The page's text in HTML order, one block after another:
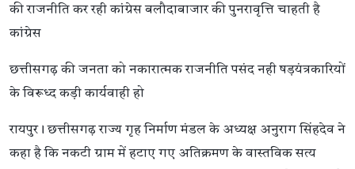
की राजनीति कर रही कांग्रेस बलौदाबाजार की पुनरावृत्ति चाहती है
कांग्रेस
छत्तीसगढ़ की जनता को नकारात्मक राजनीति पसंद नही षड़यंत्रकारियों
के विरूध्द कड़ी कार्यवाही हो
रायपुर। छत्तीसगढ़ राज्य गृह निर्माण मंडल के अध्यक्ष अनुराग सिंहदेव ने
कहा है कि नकटी ग्राम में हटाए गए अतिक्रमण के वास्तविक सत्य